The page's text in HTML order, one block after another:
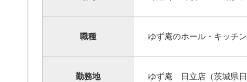
職種 ゆず庵のホール・キッチ
勤務地 ゆず庵 日立店（茨城県日